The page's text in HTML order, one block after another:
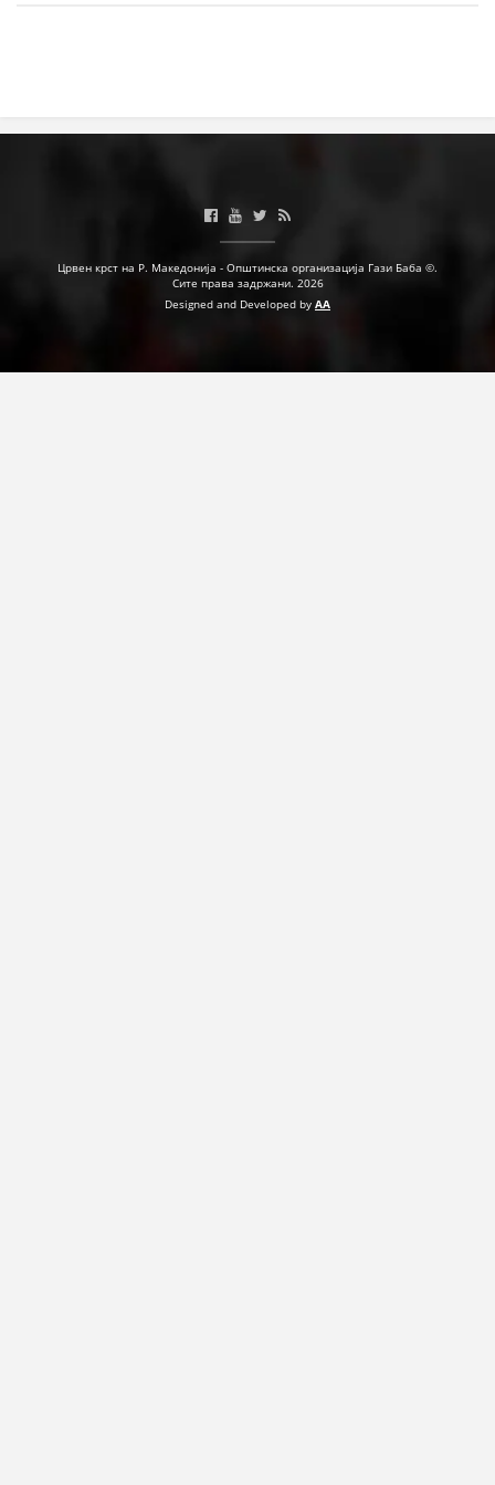
ЗДРАВСТВЕНО ПРЕВЕНТИВНА ДЕЈНОСТ
ПРВА ПОМОШ
КРВОДАРИТЕЛСТВО
МЕНАЏМЕНТ НА ВОЛОНТЕРИ
Црвен крст на Р. Македонија - Општинска организација Гази Баба ©.
Сите права задржани. 2026
Designed and Developed by AA